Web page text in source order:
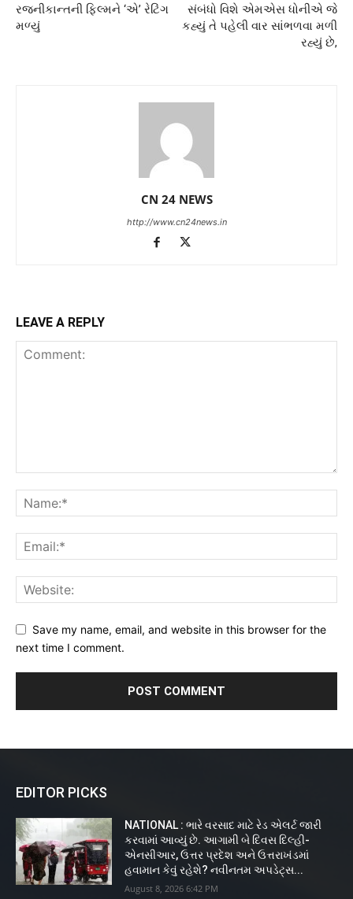
રજનીકાન્તની ફિલ્મને ‘એ’ રેટિંગ
મળ્યું
સંબંધો વિશે એમએસ ધોનીએ જે
કહ્યું તે પહેલી વાર સાંભળવા મળી
રહ્યું છે,
CN 24 NEWS
http://www.cn24news.in
LEAVE A REPLY
Save my name, email, and website in this browser for the
next time I comment.
EDITOR PICKS
NATIONAL : ભારે વરસાદ માટે રેડ એલર્ટ જારી
કરવામાં આવ્યું છે. આગામી બે દિવસ દિલ્હી-
એનસીઆર, ઉત્તર પ્રદેશ અને ઉત્તરાખંડમાં
હવામાન કેવું રહેશે? નવીનતમ અપડેટ્સ...
August 8, 2026 6:42 PM